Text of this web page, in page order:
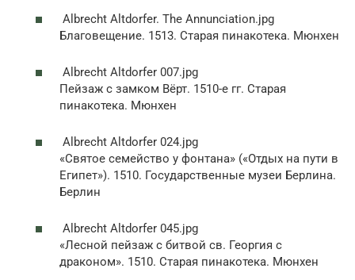
Albrecht Altdorfer. The Annunciation.jpg
Благовещение. 1513. Старая пинакотека. Мюнхен
Albrecht Altdorfer 007.jpg
Пейзаж с замком Вёрт. 1510-е гг. Старая
пинакотека. Мюнхен
Albrecht Altdorfer 024.jpg
«Святое семейство у фонтана» («Отдых на пути в
Египет»). 1510. Государственные музеи Берлина.
Берлин
Albrecht Altdorfer 045.jpg
«Лесной пейзаж с битвой св. Георгия с
драконом». 1510. Старая пинакотека. Мюнхен